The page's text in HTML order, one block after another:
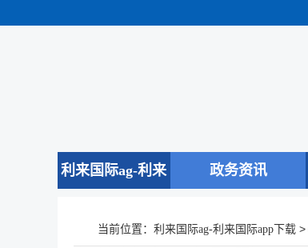
利来国际ag-利来 政务资讯
当前位置： 利来国际ag-利来国际app下载 >